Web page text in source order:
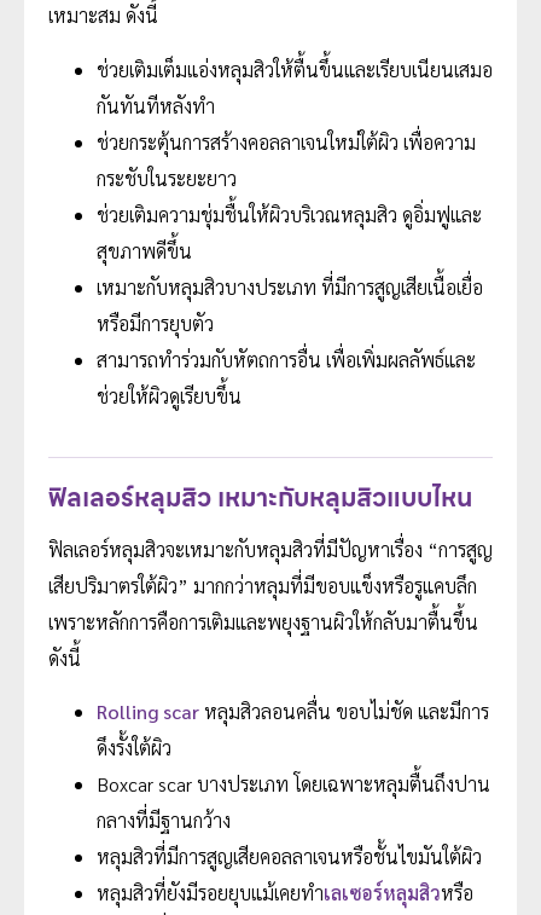
เหมาะสม ดังนี้
ช่วยเติมเต็มแอ่งหลุมสิวให้ตื้นขึ้นและเรียบเนียนเสมอ
กันทันทีหลังทำ
ช่วยกระตุ้นการสร้างคอลลาเจนใหม่ใต้ผิว เพื่อความ
กระชับในระยะยาว
ช่วยเติมความชุ่มชื้นให้ผิวบริเวณหลุมสิว ดูอิ่มฟูและ
สุขภาพดีขึ้น
เหมาะกับหลุมสิวบางประเภท ที่มีการสูญเสียเนื้อเยื่อ
หรือมีการยุบตัว
สามารถทำร่วมกับหัตถการอื่น เพื่อเพิ่มผลลัพธ์และ
ช่วยให้ผิวดูเรียบขึ้น
ฟิลเลอร์หลุมสิว เหมาะกับหลุมสิวแบบไหน
ฟิลเลอร์หลุมสิวจะเหมาะกับหลุมสิวที่มีปัญหาเรื่อง “การสูญ
เสียปริมาตรใต้ผิว” มากกว่าหลุมที่มีขอบแข็งหรือรูแคบลึก
เพราะหลักการคือการเติมและพยุงฐานผิวให้กลับมาตื้นขึ้น
ดังนี้
Rolling scarหลุมสิวลอนคลื่น ขอบไม่ชัด และมีการ
ดึงรั้งใต้ผิว
Boxcar scar บางประเภท โดยเฉพาะหลุมตื้นถึงปาน
กลางที่มีฐานกว้าง
หลุมสิวที่มีการสูญเสียคอลลาเจนหรือชั้นไขมันใต้ผิว
หลุมสิวที่ยังมีรอยยุบแม้เคยทำเลเซอร์หลุมสิวหรือ